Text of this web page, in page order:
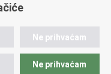
Ne prihvaćam
Ne prihvaćam